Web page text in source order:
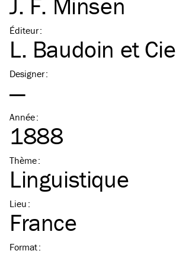
Éditeur:
L. Baudoin et Cie
Designer:
—
Année:
1888
Thème:
Linguistique
Lieu :
France
Format: